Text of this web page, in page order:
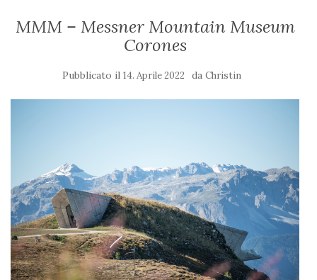
MMM – Messner Mountain Museum
Corones
Pubblicato il 14. Aprile 2022 da Christin